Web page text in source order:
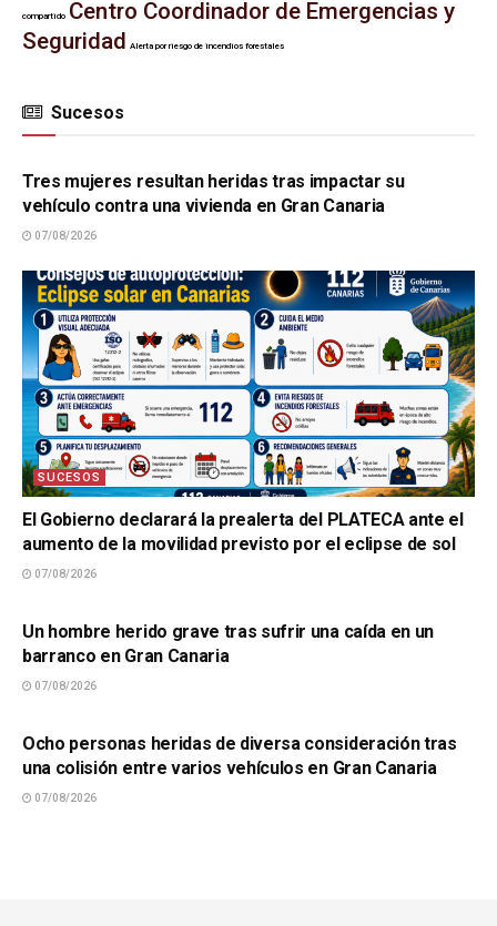
compartido Centro Coordinador de Emergencias y
Seguridad Alerta por riesgo de incendios forestales
Sucesos
SUCESOS
Tres mujeres resultan heridas tras impactar su
vehículo contra una vivienda en Gran Canaria
07/08/2026
SUCESOS
El Gobierno declarará la prealerta del PLATECA ante el
aumento de la movilidad previsto por el eclipse de sol
07/08/2026
Un hombre herido grave tras sufrir una caída en un
barranco en Gran Canaria
07/08/2026
Ocho personas heridas de diversa consideración tras
una colisión entre varios vehículos en Gran Canaria
07/08/2026